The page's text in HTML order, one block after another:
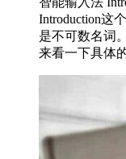
Introduction这
是不可数名词
来看一下具体